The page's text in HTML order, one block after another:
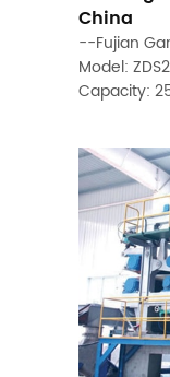
China
--Fujian
Model:
Capacity: